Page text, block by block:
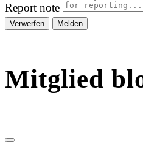
Report note
Melden
Mitglied